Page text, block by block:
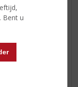
Bent u